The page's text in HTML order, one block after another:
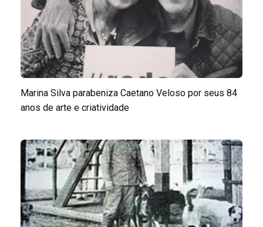
Marina Silva parabeniza Caetano Veloso por seus 84
anos de arte e criatividade